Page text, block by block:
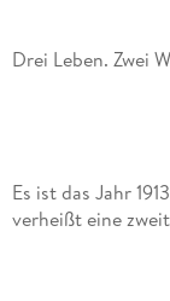
Drei Leben. Zwei
Es ist das Jahr
verheißt eine